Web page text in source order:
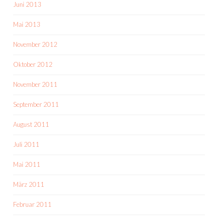
Juni 2013
Mai 2013
November 2012
Oktober 2012
November 2011
September 2011
August 2011
Juli 2011
Mai 2011
März 2011
Februar 2011